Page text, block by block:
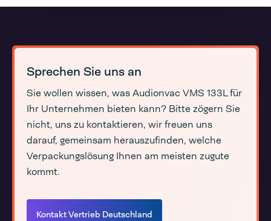
Sprechen Sie uns an
Sie wollen wissen, was Audionvac VMS 133L für
Ihr Unternehmen bieten kann? Bitte zögern Sie
nicht, uns zu kontaktieren, wir freuen uns
darauf, gemeinsam herauszufinden, welche
Verpackungslösung Ihnen am meisten zugute
kommt.
Kontakt Vertrieb Deutschland